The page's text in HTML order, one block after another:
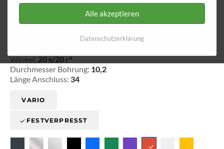
Ringfitting 022 Ø 10,2
Winkel: 20 s/20 r°
Durchmesser Bohrung: 10,2
Länge Anschluss: 34
VARIO
FESTVERPRESST
Alle akzeptieren
Datenschutzerklärung